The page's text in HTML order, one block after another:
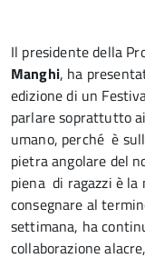
Il presidente della
Manghi, ha
edizione di un
parlare soprattutto
umano, perché è
pietra angolare del
piena di ragazzi è la
consegnare al
settimana, ha
collaborazione